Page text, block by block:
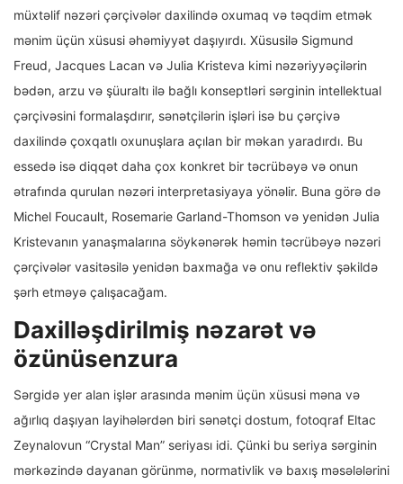
müxtəlif nəzəri çərçivələr daxilində oxumaq və təqdim etmək
mənim üçün xüsusi əhəmiyyət daşıyırdı. Xüsusilə Sigmund
Freud, Jacques Lacan və Julia Kristeva kimi nəzəriyyəçilərin
bədən, arzu və şüuraltı ilə bağlı konseptləri sərginin intellektual
çərçivəsini formalaşdırır, sənətçilərin işləri isə bu çərçivə
daxilində çoxqatlı oxunuşlara açılan bir məkan yaradırdı. Bu
essedə isə diqqət daha çox konkret bir təcrübəyə və onun
ətrafında qurulan nəzəri interpretasiyaya yönəlir. Buna görə də
Michel Foucault, Rosemarie Garland-Thomson və yenidən Julia
Kristevanın yanaşmalarına söykənərək həmin təcrübəyə nəzəri
çərçivələr vasitəsilə yenidən baxmağa və onu reflektiv şəkildə
şərh etməyə çalışacağam.
Daxilləşdirilmiş nəzarət və
özünüsenzura
Sərgidə yer alan işlər arasında mənim üçün xüsusi məna və
ağırlıq daşıyan layihələrdən biri sənətçi dostum, fotoqraf Eltac
Zeynalovun “Crystal Man” seriyası idi. Çünki bu seriya sərginin
mərkəzində dayanan görünmə, normativlik və baxış məsələlərini